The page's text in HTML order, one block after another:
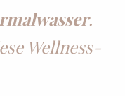
.
Wellness-